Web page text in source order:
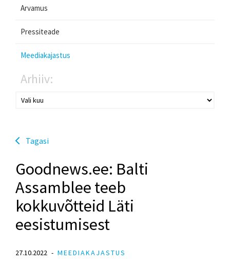
Arvamus
Pressiteade
Meediakajastus
Arhiiv:
Tagasi
Goodnews.ee: Balti
Assamblee teeb
kokkuvõtteid Läti
eesistumisest
27.10.2022 MEEDIAKAJASTUS